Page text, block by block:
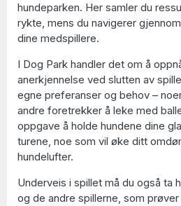
hundeparken. Her samler du
rykte, mens du navigerer
dine medspillere.
I Dog Park handler det om å
anerkjennelse ved slutten av
egne preferanser og behov –
andre foretrekker å leke med
oppgave å holde hundene dine
turene, noe som vil øke ditt
hundelufter.
Underveis i spillet må du også ta
og de andre spillerne, som